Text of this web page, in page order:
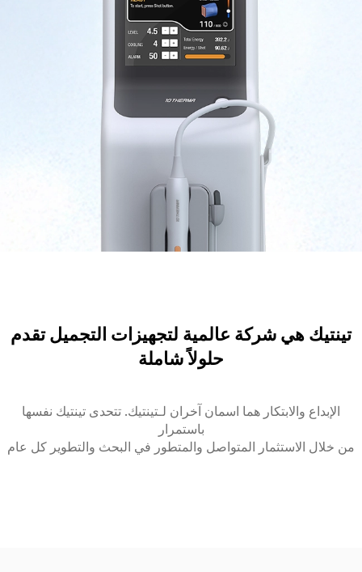
تينتيك هي شركة عالمية لتجهيزات التجميل تقدم
حلولاً شاملة
الإبداع والابتكار هما اسمان آخران لـتينتيك. تتحدى تينتيك نفسها
باستمرار
من خلال الاستثمار المتواصل والمتطور في البحث والتطوير كل عام